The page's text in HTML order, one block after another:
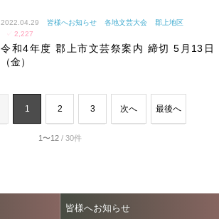
2022.04.29 皆様へお知らせ 各地文芸大会
郡上地区
✓
2,227
令和4年度 郡上市文芸祭案内 締切 5月13日
（金）
1 2 3 次へ 最後へ
1〜12/ 30件
皆様へお知らせ